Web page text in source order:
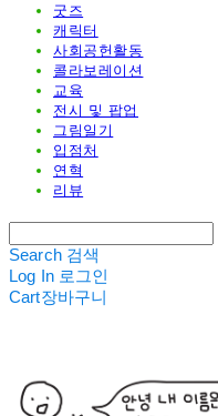
굿즈
캐릭터
사회공헌활동
콜라보레이션
교육
전시 및 팝업
그림일기
입점처
연혁
리뷰
Search 검색
Log In 로그인
Cart장바구니